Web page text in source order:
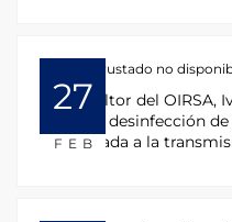
27
FEB
HTML incrustado no
El consultor del OIRSA,
correcta desinfección
relacionada a la